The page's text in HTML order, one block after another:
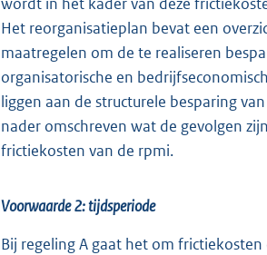
Het reorganisatieplan bevat een
maatregelen om de te realiseren
organisatorische en
liggen aan de structurele besparing
nader omschreven wat de gevolgen
frictiekosten van de rpmi.
Voorwaarde 2: tijdsperiode
Bij regeling A gaat het om